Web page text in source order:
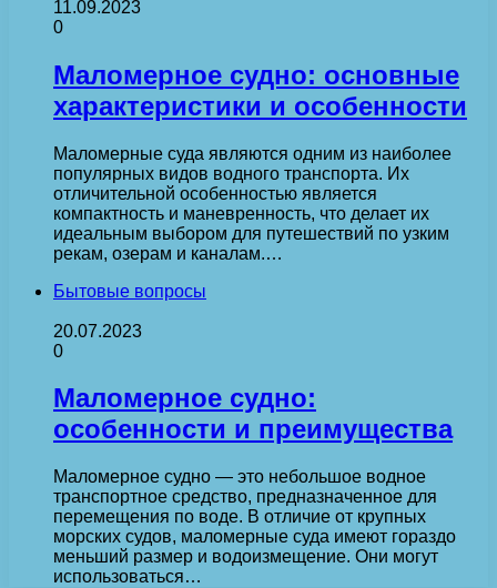
11.09.2023
0
Маломерное судно: основные
характеристики и особенности
Маломерные суда являются одним из наиболее
популярных видов водного транспорта. Их
отличительной особенностью является
компактность и маневренность, что делает их
идеальным выбором для путешествий по узким
рекам, озерам и каналам.…
Бытовые вопросы
20.07.2023
0
Маломерное судно:
особенности и преимущества
Маломерное судно — это небольшое водное
транспортное средство, предназначенное для
перемещения по воде. В отличие от крупных
морских судов, маломерные суда имеют гораздо
меньший размер и водоизмещение. Они могут
использоваться…